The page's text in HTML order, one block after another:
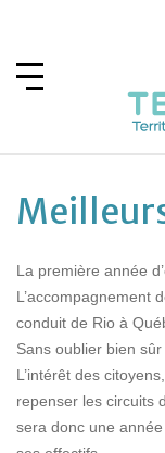
La première année
L’accompagnement
conduit de Rio à
Sans oublier bien
L’intérêt des
repenser les circuits
sera donc une